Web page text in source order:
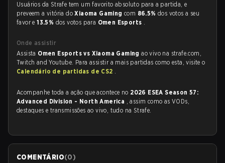
Usuários da Strafe tem um favorito absoluto para a partida, e
preveem a vitória doXiaoma Gamingcom 86.5%dos votos a seu
favor e13.5% dos votos para Omen Esports .
Onde assistir
Assista Omen Esports vs Xiaoma Gamingao vivo na strafe.com,
Twitch and Youtube. Para assistir a mais partidas como esta, visite o
Calendário de partidas de CS2 .
Acompanhe toda a ação que acontece no 2026 ESEA Season 57:
Advanced Division - North America , assim como as VODs,
destaques e transmissões ao vivo, tudo na Strafe.
COMENTÁRIO(0)